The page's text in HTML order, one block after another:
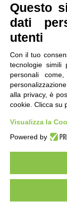
contatti| qualità
IRES
Sociali
Via
P.Iva
© 2018 All Rights
Questo
dati
utenti
Con il tuo
tecnologie simili
personali
alla privacy, è
cookie. Clicca su
Visualizza la
Powered by